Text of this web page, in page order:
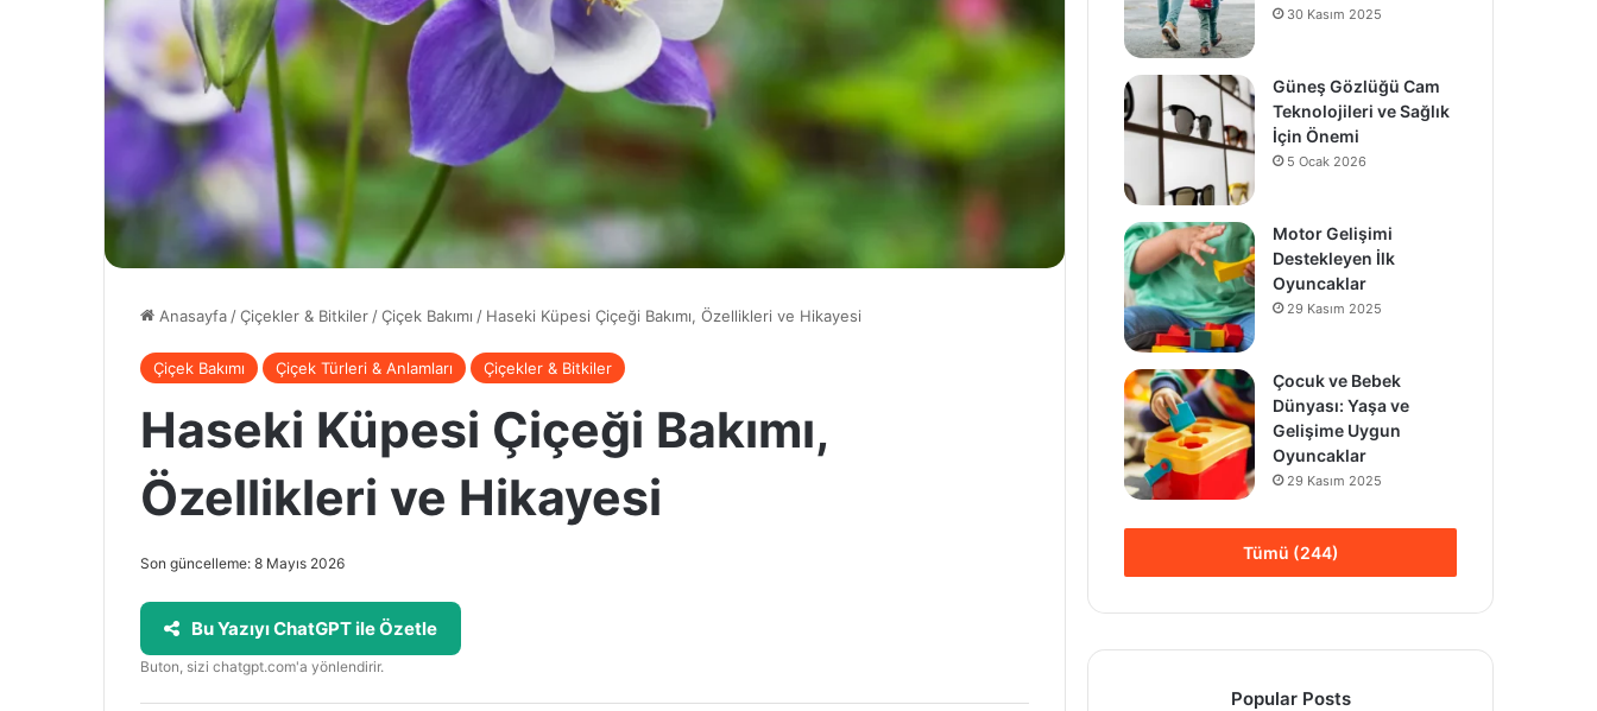
Anasayfa /Çiçekler & Bitkiler /Çiçek Bakımı / Haseki Küpesi Çiçeği Bakımı, Özellikleri ve Hikayesi
Çiçek Bakımı Çiçek Türleri & Anlamları Çiçekler & Bitkiler
Haseki Küpesi Çiçeği Bakımı,
Özellikleri ve Hikayesi
Son güncelleme: 8 Mayıs 2026
Bu Yazıyı ChatGPT ile Özetle
Buton, sizi chatgpt.com'a yönlendirir.
30 Kasım 2025
Güneş Gözlüğü Cam
Teknolojileri ve Sağlık
İçin Önemi
5 Ocak 2026
Motor Gelişimi
Destekleyen İlk
Oyuncaklar
29 Kasım 2025
Çocuk ve Bebek
Dünyası: Yaşa ve
Gelişime Uygun
Oyuncaklar
29 Kasım 2025
Tümü (244)
Popular Posts